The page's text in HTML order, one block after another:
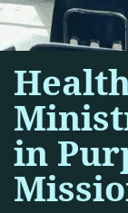
in